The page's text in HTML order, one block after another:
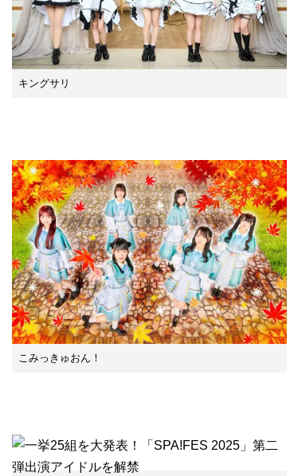
キングサリ
こみっきゅおん！